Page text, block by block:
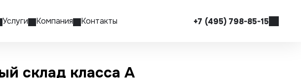
Услуги Компания Контакты
+7 (495) 798-85-15
склад класса A